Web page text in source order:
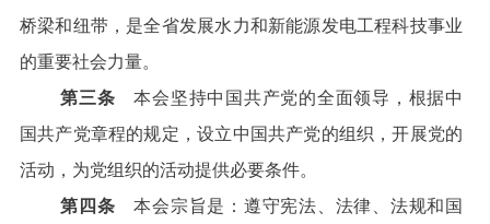
桥梁和纽带，是全省发展水力和新能源发电工程科技事业
的重要社会力量。
第三条 本会坚持中国共产党的全面领导，根据中
国共产党章程的规定，设立中国共产党的组织，开展党的
活动，为党组织的活动提供必要条件。
第四条 本会宗旨是：遵守宪法、法律、法规和国